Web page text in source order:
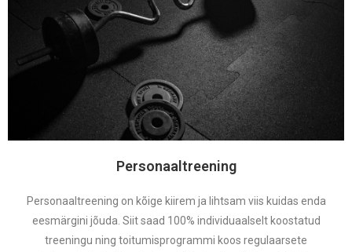
Personaaltreening
Personaaltreening on kõige kiirem ja lihtsam viis kuidas enda
eesmärgini jõuda. Siit saad 100% individuaalselt koostatud
treeningu ning toitumisprogrammi koos regulaarsete